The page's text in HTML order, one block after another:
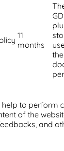
11
months
to perform
of the
and